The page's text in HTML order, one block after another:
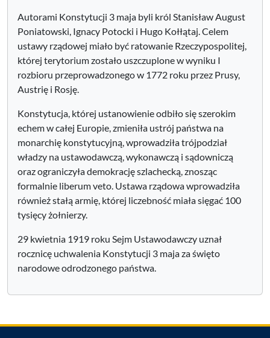
Autorami Konstytucji 3 maja byli król Stanisław August
Poniatowski, Ignacy Potocki i Hugo Kołłątaj. Celem
ustawy rządowej miało być ratowanie Rzeczypospolitej,
której terytorium zostało uszczuplone w wyniku I
rozbioru przeprowadzonego w 1772 roku przez Prusy,
Austrię i Rosję.
Konstytucja, której ustanowienie odbiło się szerokim
echem w całej Europie, zmieniła ustrój państwa na
monarchię konstytucyjną, wprowadziła trójpodział
władzy na ustawodawczą, wykonawczą i sądowniczą
oraz ograniczyła demokrację szlachecką, znosząc
formalnie liberum veto. Ustawa rządowa wprowadziła
również stałą armię, której liczebność miała sięgać 100
tysięcy żołnierzy.
29 kwietnia 1919 roku Sejm Ustawodawczy uznał
rocznicę uchwalenia Konstytucji 3 maja za święto
narodowe odrodzonego państwa.